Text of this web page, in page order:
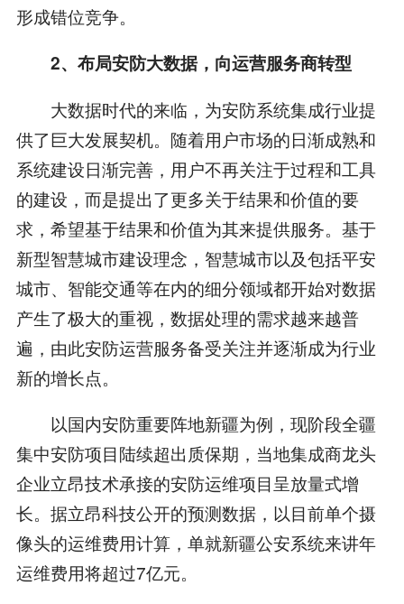
形成错位竞争。
2、布局安防大数据，向运营服务商转型
大数据时代的来临，为安防系统集成行业提
供了巨大发展契机。随着用户市场的日渐成熟和
系统建设日渐完善，用户不再关注于过程和工具
的建设，而是提出了更多关于结果和价值的要
求，希望基于结果和价值为其来提供服务。基于
新型智慧城市建设理念，智慧城市以及包括平安
城市、智能交通等在内的细分领域都开始对数据
产生了极大的重视，数据处理的需求越来越普
遍，由此安防运营服务备受关注并逐渐成为行业
新的增长点。
以国内安防重要阵地新疆为例，现阶段全疆
集中安防项目陆续超出质保期，当地集成商龙头
企业立昂技术承接的安防运维项目呈放量式增
长。据立昂科技公开的预测数据，以目前单个摄
像头的运维费用计算，单就新疆公安系统来讲年
运维费用将超过7亿元。